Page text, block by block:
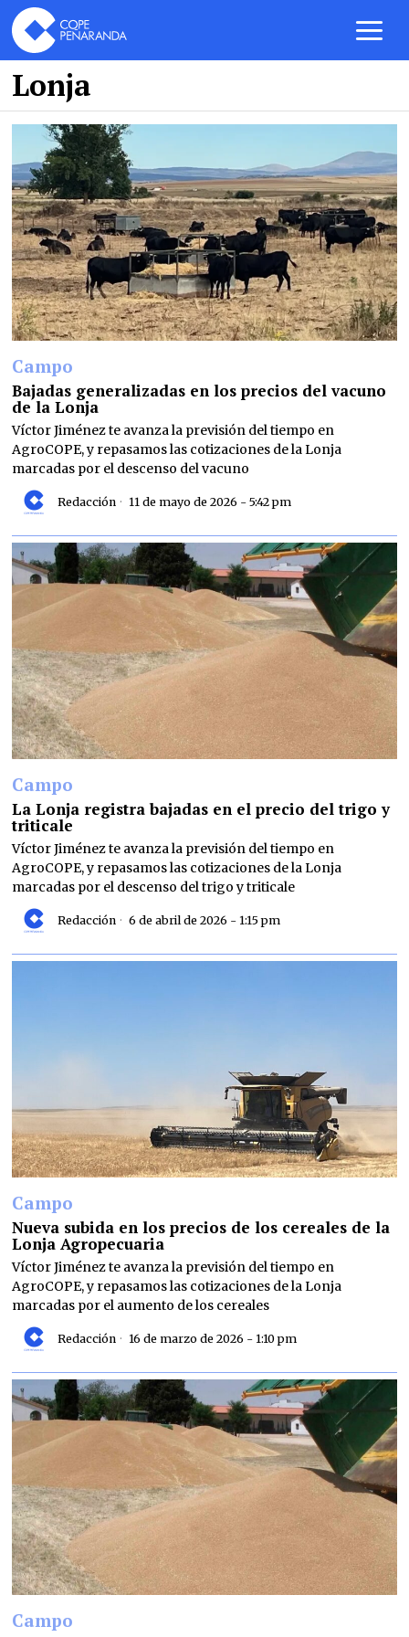
Lonja
Campo
Bajadas generalizadas en los precios del vacuno
de la Lonja
Víctor Jiménez te avanza la previsión del tiempo en
AgroCOPE, y repasamos las cotizaciones de la Lonja
marcadas por el descenso del vacuno
Redacción 11 de mayo de 2026 - 5:42 pm
Campo
La Lonja registra bajadas en el precio del trigo y
triticale
Víctor Jiménez te avanza la previsión del tiempo en
AgroCOPE, y repasamos las cotizaciones de la Lonja
marcadas por el descenso del trigo y triticale
Redacción 6 de abril de 2026 - 1:15 pm
Campo
Nueva subida en los precios de los cereales de la
Lonja Agropecuaria
Víctor Jiménez te avanza la previsión del tiempo en
AgroCOPE, y repasamos las cotizaciones de la Lonja
marcadas por el aumento de los cereales
Redacción 16 de marzo de 2026 - 1:10 pm
Campo